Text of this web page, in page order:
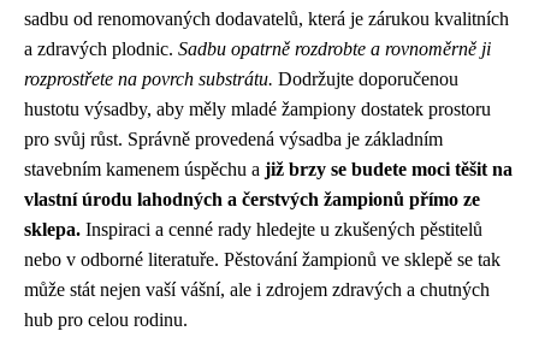
sadbu od renomovaných dodavatelů, která je zárukou kvalitních
a zdravých plodnic. Sadbu opatrně rozdrobte a rovnoměrně ji
rozprostřete na povrch substrátu. Dodržujte doporučenou
hustotu výsadby, aby měly mladé žampiony dostatek prostoru
pro svůj růst. Správně provedená výsadba je základním
stavebním kamenem úspěchu a již brzy se budete moci těšit na
vlastní úrodu lahodných a čerstvých žampionů přímo ze
sklepa. Inspiraci a cenné rady hledejte u zkušených pěstitelů
nebo v odborné literatuře. Pěstování žampionů ve sklepě se tak
může stát nejen vaší vášní, ale i zdrojem zdravých a chutných
hub pro celou rodinu.